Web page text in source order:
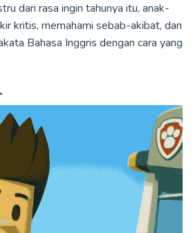
dari rasa ingin tahunya itu, anak-
kritis, memahami sebab-akibat, dan
Bahasa Inggris dengan cara yang